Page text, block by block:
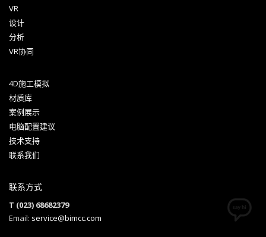
VR
设计
分析
VR协同
4D施工模拟
材质库
案例展示
电脑配置建议
技术支持
联系我们
联系方式
T (023) 68682379
Email: service@bimcc.com